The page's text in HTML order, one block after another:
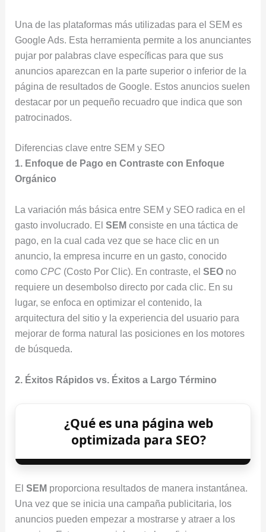
Una de las plataformas más utilizadas para el SEM es
Google Ads. Esta herramienta permite a los anunciantes
pujar por palabras clave específicas para que sus
anuncios aparezcan en la parte superior o inferior de la
página de resultados de Google. Estos anuncios suelen
destacar por un pequeño recuadro que indica que son
patrocinados.
Diferencias clave entre SEM y SEO
1. Enfoque de Pago en Contraste con Enfoque
Orgánico
La variación más básica entre SEM y SEO radica en el
gasto involucrado. El SEM consiste en una táctica de
pago, en la cual cada vez que se hace clic en un
anuncio, la empresa incurre en un gasto, conocido
como CPC(Costo Por Clic). En contraste, el SEOno
requiere un desembolso directo por cada clic. En su
lugar, se enfoca en optimizar el contenido, la
arquitectura del sitio y la experiencia del usuario para
mejorar de forma natural las posiciones en los motores
de búsqueda.
2. Éxitos Rápidos vs. Éxitos a Largo Término
¿Qué es una página web
optimizada para SEO?
El SEM proporciona resultados de manera instantánea.
Una vez que se inicia una campaña publicitaria, los
anuncios pueden empezar a mostrarse y atraer a los